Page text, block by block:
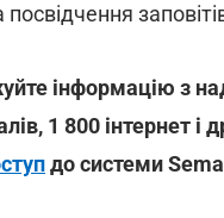
посвідчення
інформацію з
1 800 інтернет і
до системи